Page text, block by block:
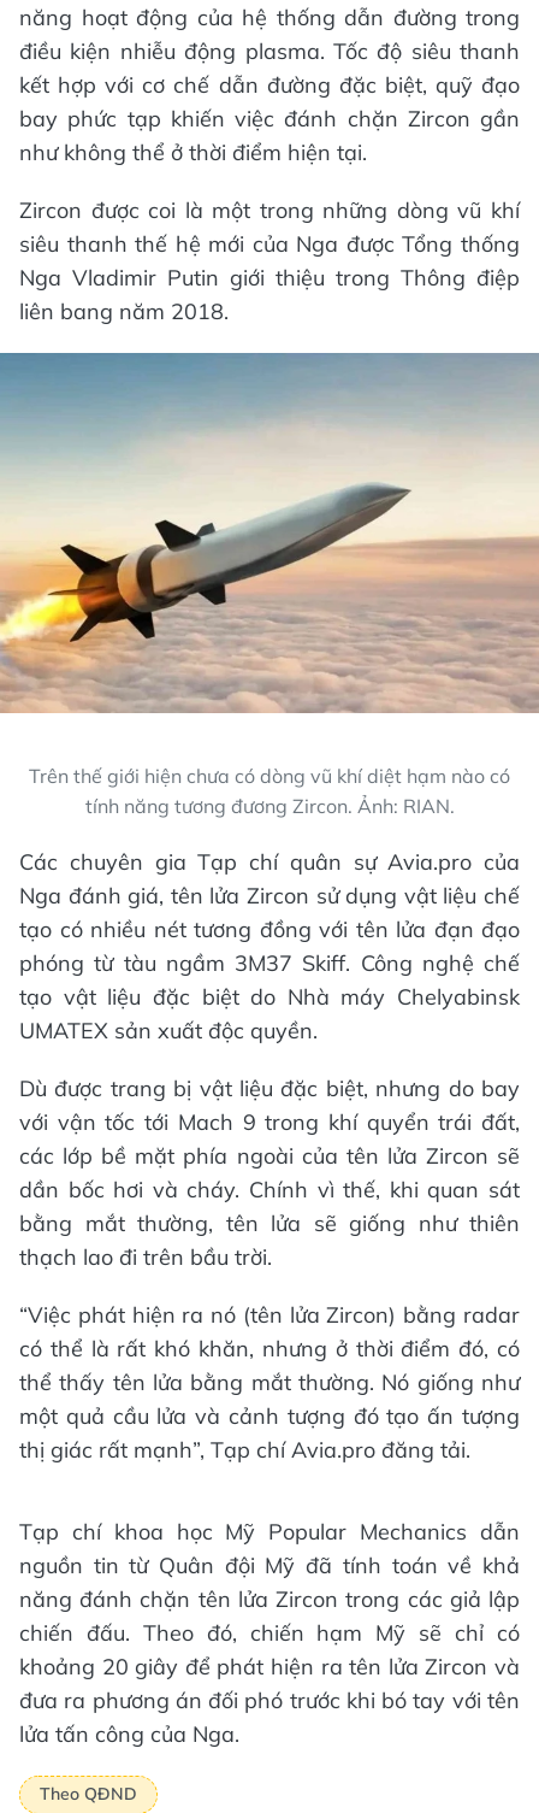
năng hoạt động của hệ thống dẫn đường trong
điều kiện nhiễu động plasma. Tốc độ siêu thanh
kết hợp với cơ chế dẫn đường đặc biệt, quỹ đạo
bay phức tạp khiến việc đánh chặn Zircon gần
như không thể ở thời điểm hiện tại.
Zircon được coi là một trong những dòng vũ khí
siêu thanh thế hệ mới của Nga được Tổng thống
Nga Vladimir Putin giới thiệu trong Thông điệp
liên bang năm 2018.
Trên thế giới hiện chưa có dòng vũ khí diệt hạm nào có
tính năng tương đương Zircon. Ảnh: RIAN.
Các chuyên gia Tạp chí quân sự Avia.pro của
Nga đánh giá, tên lửa Zircon sử dụng vật liệu chế
tạo có nhiều nét tương đồng với tên lửa đạn đạo
phóng từ tàu ngầm 3M37 Skiff. Công nghệ chế
tạo vật liệu đặc biệt do Nhà máy Chelyabinsk
UMATEX sản xuất độc quyền.
Dù được trang bị vật liệu đặc biệt, nhưng do bay
với vận tốc tới Mach 9 trong khí quyển trái đất,
các lớp bề mặt phía ngoài của tên lửa Zircon sẽ
dần bốc hơi và cháy. Chính vì thế, khi quan sát
bằng mắt thường, tên lửa sẽ giống như thiên
thạch lao đi trên bầu trời.
“Việc phát hiện ra nó (tên lửa Zircon) bằng radar
có thể là rất khó khăn, nhưng ở thời điểm đó, có
thể thấy tên lửa bằng mắt thường. Nó giống như
một quả cầu lửa và cảnh tượng đó tạo ấn tượng
thị giác rất mạnh”, Tạp chí Avia.pro đăng tải.
Tạp chí khoa học Mỹ Popular Mechanics dẫn
nguồn tin từ Quân đội Mỹ đã tính toán về khả
năng đánh chặn tên lửa Zircon trong các giả lập
chiến đấu. Theo đó, chiến hạm Mỹ sẽ chỉ có
khoảng 20 giây để phát hiện ra tên lửa Zircon và
đưa ra phương án đối phó trước khi bó tay với tên
lửa tấn công của Nga.
Theo QĐND